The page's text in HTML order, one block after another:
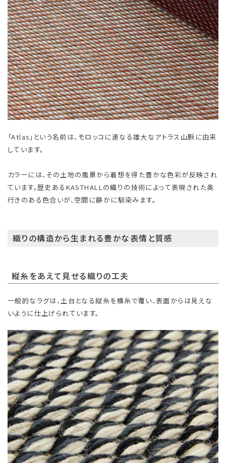
「Atlas」という名前は、モロッコに連なる雄大なアトラス山脈に由来
しています。
カラーには、その土地の風景から着想を得た豊かな色彩が反映され
ています。歴史あるKASTHALLの織りの技術によって表現された奥
行きのある色合いが、空間に静かに馴染みます。
織りの構造から生まれる豊かな表情と質感
縦糸をあえて見せる織りの工夫
一般的なラグは、土台となる縦糸を横糸で覆い、表面からは見えな
いように仕上げられています。